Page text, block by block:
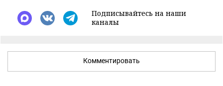
Подписывайтесь на наши
каналы
Комментировать